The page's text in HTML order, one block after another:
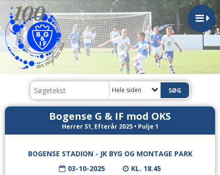
Hele siden
Bogense G & IF mod OKS
Herrer S1, Efterår 2025 • Pulje 1
BOGENSE STADION - JK BYG OG MONTAGE PARK
03-10-2025
KL. 18.45